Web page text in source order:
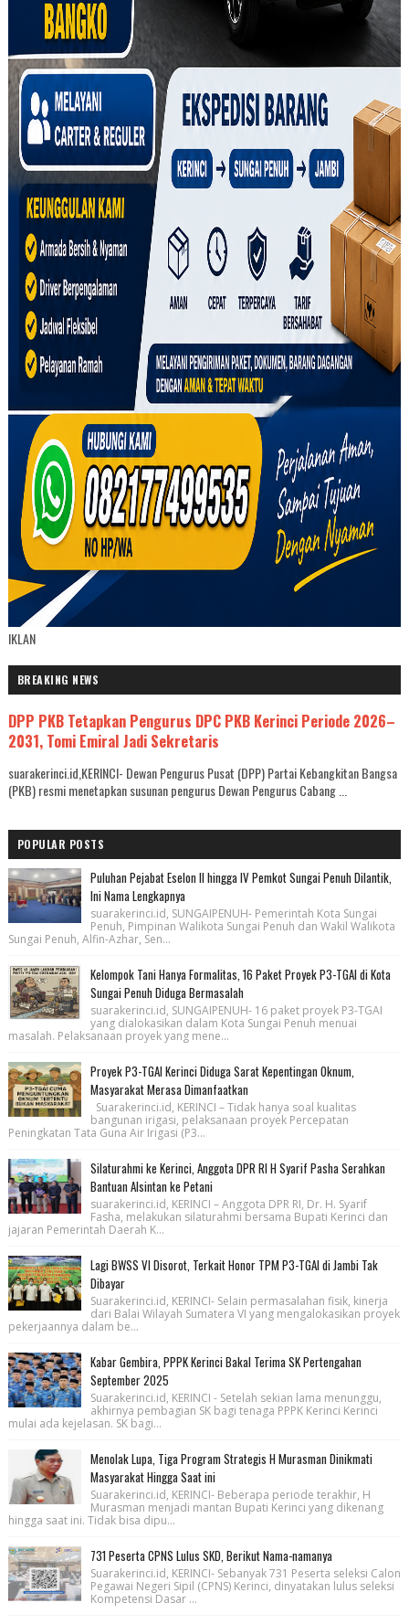
IKLAN
BREAKING NEWS
DPP PKB Tetapkan Pengurus DPC PKB Kerinci Periode 2026–
2031, Tomi Emiral Jadi Sekretaris
suarakerinci.id,KERINCI- Dewan Pengurus Pusat (DPP) Partai Kebangkitan Bangsa
(PKB) resmi menetapkan susunan pengurus Dewan Pengurus Cabang ...
POPULAR POSTS
Puluhan Pejabat Eselon II hingga IV Pemkot Sungai Penuh Dilantik,
Ini Nama Lengkapnya
suarakerinci.id, SUNGAIPENUH- Pemerintah Kota Sungai
Penuh, Pimpinan Walikota Sungai Penuh dan Wakil Walikota
Sungai Penuh, Alfin-Azhar, Sen...
Kelompok Tani Hanya Formalitas, 16 Paket Proyek P3-TGAI di Kota
Sungai Penuh Diduga Bermasalah
suarakerinci.id, SUNGAIPENUH- 16 paket proyek P3-TGAI
yang dialokasikan dalam Kota Sungai Penuh menuai
masalah. Pelaksanaan proyek yang mene...
Proyek P3-TGAI Kerinci Diduga Sarat Kepentingan Oknum,
Masyarakat Merasa Dimanfaatkan
Suarakerinci.id, KERINCI – Tidak hanya soal kualitas
bangunan irigasi, pelaksanaan proyek Percepatan
Peningkatan Tata Guna Air Irigasi (P3...
Silaturahmi ke Kerinci, Anggota DPR RI H Syarif Pasha Serahkan
Bantuan Alsintan ke Petani
suarakerinci.id, KERINCI – Anggota DPR RI, Dr. H. Syarif
Fasha, melakukan silaturahmi bersama Bupati Kerinci dan
jajaran Pemerintah Daerah K...
Lagi BWSS VI Disorot, Terkait Honor TPM P3-TGAI di Jambi Tak
Dibayar
Suarakerinci.id, KERINCI- Selain permasalahan fisik, kinerja
dari Balai Wilayah Sumatera VI yang mengalokasikan proyek
pekerjaannya dalam be...
Kabar Gembira, PPPK Kerinci Bakal Terima SK Pertengahan
September 2025
Suarakerinci.id, KERINCI - Setelah sekian lama menunggu,
akhirnya pembagian SK bagi tenaga PPPK Kerinci Kerinci
mulai ada kejelasan. SK bagi...
Menolak Lupa, Tiga Program Strategis H Murasman Dinikmati
Masyarakat Hingga Saat ini
Suarakerinci.id, KERINCI- Beberapa periode terakhir, H
Murasman menjadi mantan Bupati Kerinci yang dikenang
hingga saat ini. Tidak bisa dipu...
731 Peserta CPNS Lulus SKD, Berikut Nama-namanya
Suarakerinci.id, KERINCI- Sebanyak 731 Peserta seleksi Calon
Pegawai Negeri Sipil (CPNS) Kerinci, dinyatakan lulus seleksi
Kompetensi Dasar ...